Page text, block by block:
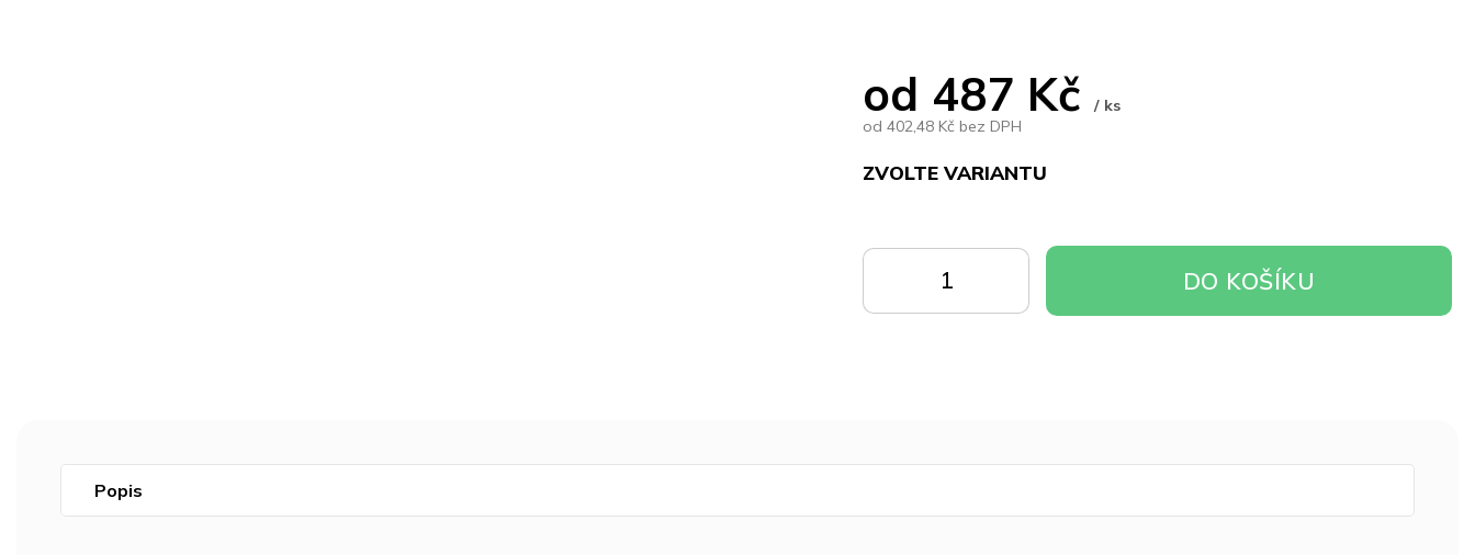
od 487 Kč
/ ks
od402,48 Kč bez DPH
ZVOLTE VARIANTU
DO KOŠÍKU
Popis